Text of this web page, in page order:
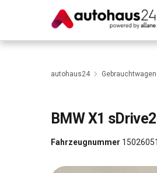
Wir bewerten dein AutoRund
autohaus24 Gebrauchtwagen
BMWX1
Fahrzeugnummer 15026051